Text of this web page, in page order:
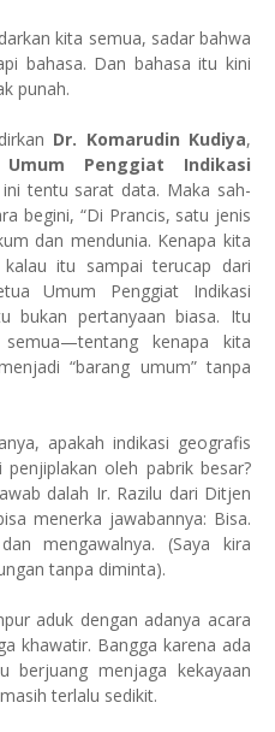
kita semua, sadar bahwa
bahasa. Dan bahasa itu kini
punah.
Dr. Komarudin Kudiya,
Penggiat Indikasi
tentu sarat data. Maka sah-
begini, “Di Prancis, satu jenis
dan mendunia. Kenapa kita
itu sampai terucap dari
Umum Penggiat Indikasi
bukan pertanyaan biasa. Itu
kenapa kita
“barang umum” tanpa
apakah indikasi geografis
oleh pabrik besar?
dalah Ir. Razilu dari Ditjen
menerka jawabannya: Bisa.
mengawalnya. (Saya kira
tanpa diminta).
aduk dengan adanya acara
khawatir. Bangga karena ada
berjuang menjaga kekayaan
terlalu sedikit.